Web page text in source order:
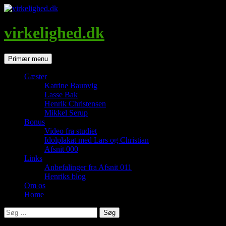
Hop
indhold
virkelighed.dk
SøgPrimær menu
Gæster
Katrine Baunvig
Lasse Bak
Henrik Christensen
Mikkel Serup
Bonus
Video fra studiet
Idolplakat med Lars og Christian
Afsnit 000
Links
Anbefalinger fra Afsnit 011
Henriks blog
Om os
Home
Søg
efter: